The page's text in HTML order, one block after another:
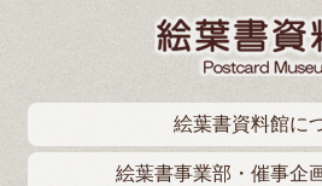
絵葉書資料館に
絵葉書事業部・催事企